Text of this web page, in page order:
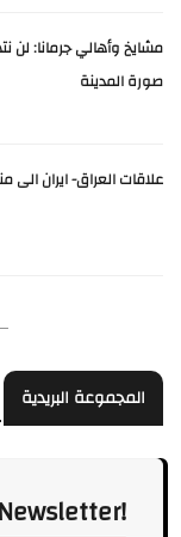
مشايخ وأهالي جرمانا: لن
صورة المدينة
علاقات العراق- ايران الى
المجموعة البريدية